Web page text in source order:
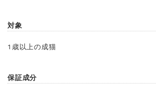
対象
1歳以上の成猫
保証成分